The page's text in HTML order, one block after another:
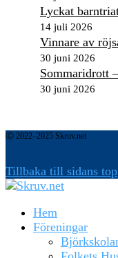
Lyckat
14 juli 2026
Vinnare av
30 juni 2026
Sommaridrott
30 juni 2026
Ⓒ 2022–2025 Skruv.net
Tillbaka till sidans
Hem
Föreningar